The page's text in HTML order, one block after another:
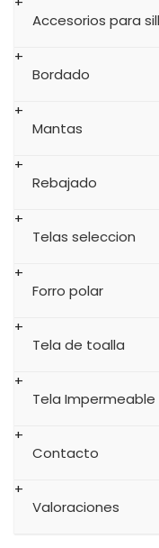
Accesorios para
Bordado
Mantas
Rebajado
Telas seleccion
Forro polar
Tela de toalla
Tela Impermeable
Contacto
Valoraciones